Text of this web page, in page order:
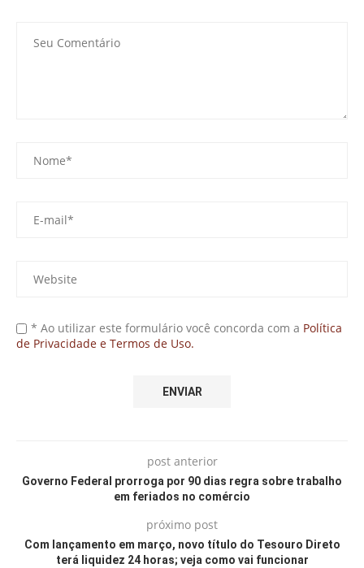
* Ao utilizar este formulário você concorda com a Política
de Privacidade e Termos de Uso.
post anterior
Governo Federal prorroga por 90 dias regra sobre trabalho
em feriados no comércio
próximo post
Com lançamento em março, novo título do Tesouro Direto
terá liquidez 24 horas; veja como vai funcionar